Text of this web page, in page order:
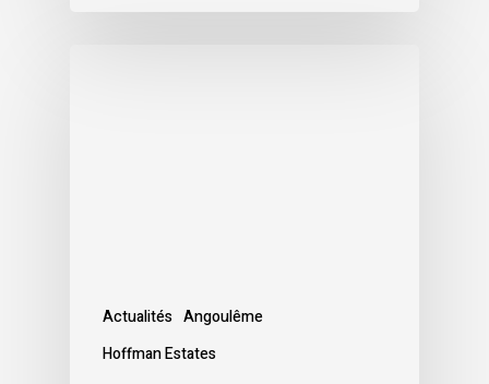
Actualités Angoulême
Hoffman Estates